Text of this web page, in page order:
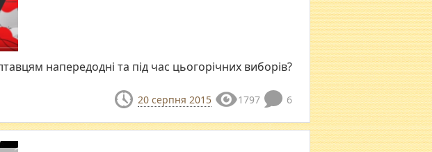
напередодні та під час цьогорічних виборів?
20 серпня 2015 1797 6